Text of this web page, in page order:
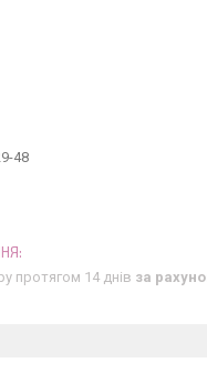
48
протягом 14 днів за